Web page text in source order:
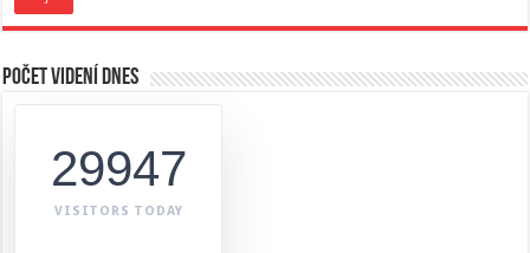
Počet videní dnes
29947
VISITORS TODAY